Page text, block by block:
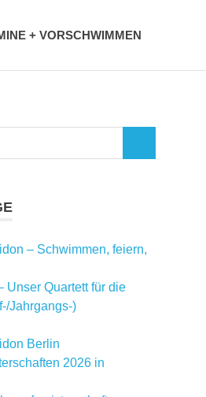
+ VORSCHWIMMEN
– Schwimmen, feiern,
Unser Quartett für die
Jahrgangs-)
Berlin
2026 in